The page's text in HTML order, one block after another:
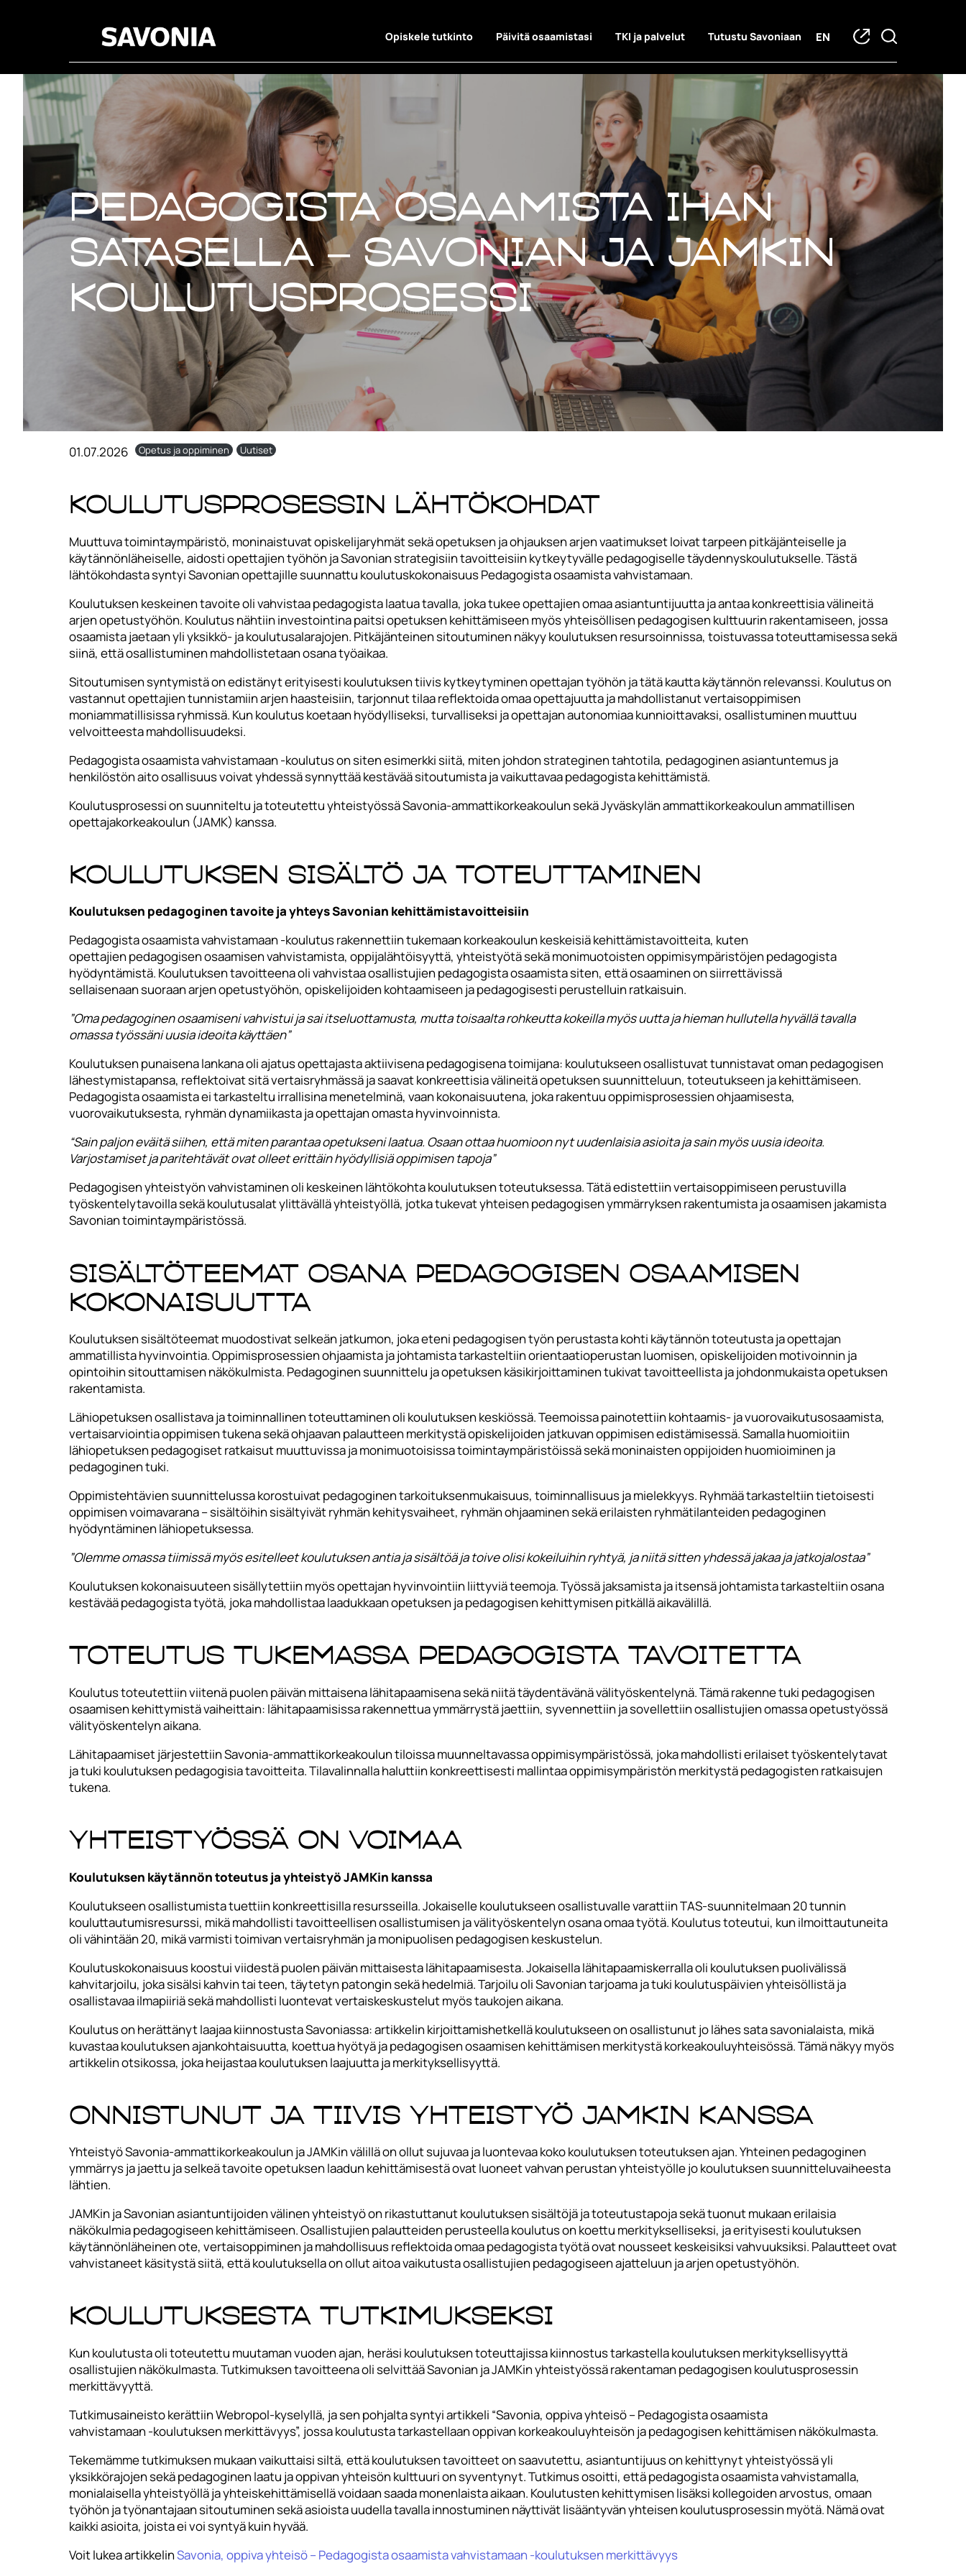
Opiskele tutkinto Päivitä osaamistasi TKI ja palvelut Tutustu Savoniaan EN
Pedagogista osaamista ihan
satasella – Savonian ja JAMKin
koulutusprosessi
01.07.2026 Opetus ja oppiminen Uutiset
Koulutusprosessin lähtökohdat
Muuttuva toimintaympäristö, moninaistuvat opiskelijaryhmät sekä opetuksen ja ohjauksen arjen vaatimukset loivat tarpeen pitkäjänteiselle ja
käytännönläheiselle, aidosti opettajien työhön ja Savonian strategisiin tavoitteisiin kytkeytyvälle pedagogiselle täydennyskoulutukselle. Tästä
lähtökohdasta syntyi Savonian opettajille suunnattu koulutuskokonaisuus Pedagogista osaamista vahvistamaan.
Koulutuksen keskeinen tavoite oli vahvistaa pedagogista laatua tavalla, joka tukee opettajien omaa asiantuntijuutta ja antaa konkreettisia välineitä
arjen opetustyöhön. Koulutus nähtiin investointina paitsi opetuksen kehittämiseen myös yhteisöllisen pedagogisen kulttuurin rakentamiseen, jossa
osaamista jaetaan yli yksikkö- ja koulutusalarajojen. Pitkäjänteinen sitoutuminen näkyy koulutuksen resursoinnissa, toistuvassa toteuttamisessa sekä
siinä, että osallistuminen mahdollistetaan osana työaikaa.
Sitoutumisen syntymistä on edistänyt erityisesti koulutuksen tiivis kytkeytyminen opettajan työhön ja tätä kautta käytännön relevanssi. Koulutus on
vastannut opettajien tunnistamiin arjen haasteisiin, tarjonnut tilaa reflektoida omaa opettajuutta ja mahdollistanut vertaisoppimisen
moniammatillisissa ryhmissä. Kun koulutus koetaan hyödylliseksi, turvalliseksi ja opettajan autonomiaa kunnioittavaksi, osallistuminen muuttuu
velvoitteesta mahdollisuudeksi.
Pedagogista osaamista vahvistamaan -koulutus on siten esimerkki siitä, miten johdon strateginen tahtotila, pedagoginen asiantuntemus ja
henkilöstön aito osallisuus voivat yhdessä synnyttää kestävää sitoutumista ja vaikuttavaa pedagogista kehittämistä.
Koulutusprosessi on suunniteltu ja toteutettu yhteistyössä Savonia-ammattikorkeakoulun sekä Jyväskylän ammattikorkeakoulun ammatillisen
opettajakorkeakoulun (JAMK) kanssa.
Koulutuksen sisältö ja toteuttaminen
Koulutuksen pedagoginen tavoite ja yhteys Savonian kehittämistavoitteisiin
Pedagogista osaamista vahvistamaan ‑koulutus rakennettiin tukemaan korkeakoulun keskeisiä kehittämistavoitteita, kuten
opettajien pedagogisen osaamisen vahvistamista, oppijalähtöisyyttä, yhteistyötä sekä monimuotoisten oppimisympäristöjen pedagogista
hyödyntämistä. Koulutuksen tavoitteena oli vahvistaa osallistujien pedagogista osaamista siten, että osaaminen on siirrettävissä
sellaisenaan suoraan arjen opetustyöhön, opiskelijoiden kohtaamiseen ja pedagogisesti perustelluin ratkaisuin.
”Oma pedagoginen osaamiseni vahvistui ja sai itseluottamusta, mutta toisaalta rohkeutta kokeilla myös uutta ja hieman hullutella hyvällä tavalla
omassa työssäni uusia ideoita käyttäen”
Koulutuksen punaisena lankana oli ajatus opettajasta aktiivisena pedagogisena toimijana: koulutukseen osallistuvat tunnistavat oman pedagogisen
lähestymistapansa, reflektoivat sitä vertaisryhmässä ja saavat konkreettisia välineitä opetuksen suunnitteluun, toteutukseen ja kehittämiseen.
Pedagogista osaamista ei tarkasteltu irrallisina menetelminä, vaan kokonaisuutena, joka rakentuu oppimisprosessien ohjaamisesta,
vuorovaikutuksesta, ryhmän dynamiikasta ja opettajan omasta hyvinvoinnista.
“Sain paljon eväitä siihen, että miten parantaa opetukseni laatua. Osaan ottaa huomioon nyt uudenlaisia asioita ja sain myös uusia ideoita.
Varjostamiset ja paritehtävät ovat olleet erittäin hyödyllisiä oppimisen tapoja”
Pedagogisen yhteistyön vahvistaminen oli keskeinen lähtökohta koulutuksen toteutuksessa. Tätä edistettiin vertaisoppimiseen perustuvilla
työskentelytavoilla sekä koulutusalat ylittävällä yhteistyöllä, jotka tukevat yhteisen pedagogisen ymmärryksen rakentumista ja osaamisen jakamista
Savonian toimintaympäristössä.
Sisältöteemat osana pedagogisen osaamisen
kokonaisuutta
Koulutuksen sisältöteemat muodostivat selkeän jatkumon, joka eteni pedagogisen työn perustasta kohti käytännön toteutusta ja opettajan
ammatillista hyvinvointia. Oppimisprosessien ohjaamista ja johtamista tarkasteltiin orientaatioperustan luomisen, opiskelijoiden motivoinnin ja
opintoihin sitouttamisen näkökulmista. Pedagoginen suunnittelu ja opetuksen käsikirjoittaminen tukivat tavoitteellista ja johdonmukaista opetuksen
rakentamista.
Lähiopetuksen osallistava ja toiminnallinen toteuttaminen oli koulutuksen keskiössä. Teemoissa painotettiin kohtaamis- ja vuorovaikutusosaamista,
vertaisarviointia oppimisen tukena sekä ohjaavan palautteen merkitystä opiskelijoiden jatkuvan oppimisen edistämisessä. Samalla huomioitiin
lähiopetuksen pedagogiset ratkaisut muuttuvissa ja monimuotoisissa toimintaympäristöissä sekä moninaisten oppijoiden huomioiminen ja
pedagoginen tuki.
Oppimistehtävien suunnittelussa korostuivat pedagoginen tarkoituksenmukaisuus, toiminnallisuus ja mielekkyys. Ryhmää tarkasteltiin tietoisesti
oppimisen voimavarana – sisältöihin sisältyivät ryhmän kehitysvaiheet, ryhmän ohjaaminen sekä erilaisten ryhmätilanteiden pedagoginen
hyödyntäminen lähiopetuksessa.
”Olemme omassa tiimissä myös esitelleet koulutuksen antia ja sisältöä ja toive olisi kokeiluihin ryhtyä, ja niitä sitten yhdessä jakaa ja jatkojalostaa”
Koulutuksen kokonaisuuteen sisällytettiin myös opettajan hyvinvointiin liittyviä teemoja. Työssä jaksamista ja itsensä johtamista tarkasteltiin osana
kestävää pedagogista työtä, joka mahdollistaa laadukkaan opetuksen ja pedagogisen kehittymisen pitkällä aikavälillä.
Toteutus tukemassa pedagogista tavoitetta
Koulutus toteutettiin viitenä puolen päivän mittaisena lähitapaamisena sekä niitä täydentävänä välityöskentelynä. Tämä rakenne tuki pedagogisen
osaamisen kehittymistä vaiheittain: lähitapaamisissa rakennettua ymmärrystä jaettiin, syvennettiin ja sovellettiin osallistujien omassa opetustyössä
välityöskentelyn aikana.
Lähitapaamiset järjestettiin Savonia-ammattikorkeakoulun tiloissa muunneltavassa oppimisympäristössä, joka mahdollisti erilaiset työskentelytavat
ja tuki koulutuksen pedagogisia tavoitteita. Tilavalinnalla haluttiin konkreettisesti mallintaa oppimisympäristön merkitystä pedagogisten ratkaisujen
tukena.
Yhteistyössä on voimaa
Koulutuksen käytännön toteutus ja yhteistyö JAMKin kanssa
Koulutukseen osallistumista tuettiin konkreettisilla resursseilla. Jokaiselle koulutukseen osallistuvalle varattiin TAS-suunnitelmaan 20 tunnin
kouluttautumisresurssi, mikä mahdollisti tavoitteellisen osallistumisen ja välityöskentelyn osana omaa työtä. Koulutus toteutui, kun ilmoittautuneita
oli vähintään 20, mikä varmisti toimivan vertaisryhmän ja monipuolisen pedagogisen keskustelun.
Koulutuskokonaisuus koostui viidestä puolen päivän mittaisesta lähitapaamisesta. Jokaisella lähitapaamiskerralla oli koulutuksen puolivälissä
kahvitarjoilu, joka sisälsi kahvin tai teen, täytetyn patongin sekä hedelmiä. Tarjoilu oli Savonian tarjoama ja tuki koulutuspäivien yhteisöllistä ja
osallistavaa ilmapiiriä sekä mahdollisti luontevat vertaiskeskustelut myös taukojen aikana.
Koulutus on herättänyt laajaa kiinnostusta Savoniassa: artikkelin kirjoittamishetkellä koulutukseen on osallistunut jo lähes sata savonialaista, mikä
kuvastaa koulutuksen ajankohtaisuutta, koettua hyötyä ja pedagogisen osaamisen kehittämisen merkitystä korkeakouluyhteisössä. Tämä näkyy myös
artikkelin otsikossa, joka heijastaa koulutuksen laajuutta ja merkityksellisyyttä.
Onnistunut ja tiivis yhteistyö JAMKin kanssa
Yhteistyö Savonia-ammattikorkeakoulun ja JAMKin välillä on ollut sujuvaa ja luontevaa koko koulutuksen toteutuksen ajan. Yhteinen pedagoginen
ymmärrys ja jaettu ja selkeä tavoite opetuksen laadun kehittämisestä ovat luoneet vahvan perustan yhteistyölle jo koulutuksen suunnitteluvaiheesta
lähtien.
JAMKin ja Savonian asiantuntijoiden välinen yhteistyö on rikastuttanut koulutuksen sisältöjä ja toteutustapoja sekä tuonut mukaan erilaisia
näkökulmia pedagogiseen kehittämiseen. Osallistujien palautteiden perusteella koulutus on koettu merkitykselliseksi, ja erityisesti koulutuksen
käytännönläheinen ote, vertaisoppiminen ja mahdollisuus reflektoida omaa pedagogista työtä ovat nousseet keskeisiksi vahvuuksiksi. Palautteet ovat
vahvistaneet käsitystä siitä, että koulutuksella on ollut aitoa vaikutusta osallistujien pedagogiseen ajatteluun ja arjen opetustyöhön.
Koulutuksesta tutkimukseksi
Kun koulutusta oli toteutettu muutaman vuoden ajan, heräsi koulutuksen toteuttajissa kiinnostus tarkastella koulutuksen merkityksellisyyttä
osallistujien näkökulmasta. Tutkimuksen tavoitteena oli selvittää Savonian ja JAMKin yhteistyössä rakentaman pedagogisen koulutusprosessin
merkittävyyttä.
Tutkimusaineisto kerättiin Webropol-kyselyllä, ja sen pohjalta syntyi artikkeli “Savonia, oppiva yhteisö – Pedagogista osaamista
vahvistamaan ‑koulutuksen merkittävyys”, jossa koulutusta tarkastellaan oppivan korkeakouluyhteisön ja pedagogisen kehittämisen näkökulmasta.
Tekemämme tutkimuksen mukaan vaikuttaisi siltä, että koulutuksen tavoitteet on saavutettu, asiantuntijuus on kehittynyt yhteistyössä yli
yksikkörajojen sekä pedagoginen laatu ja oppivan yhteisön kulttuuri on syventynyt. Tutkimus osoitti, että pedagogista osaamista vahvistamalla,
monialaisella yhteistyöllä ja yhteiskehittämisellä voidaan saada monenlaista aikaan. Koulutusten kehittymisen lisäksi kollegoiden arvostus, omaan
työhön ja työnantajaan sitoutuminen sekä asioista uudella tavalla innostuminen näyttivät lisääntyvän yhteisen koulutusprosessin myötä. Nämä ovat
kaikki asioita, joista ei voi syntyä kuin hyvää.
Voit lukea artikkelinSavonia, oppiva yhteisö – Pedagogista osaamista vahvistamaan -koulutuksen merkittävyys